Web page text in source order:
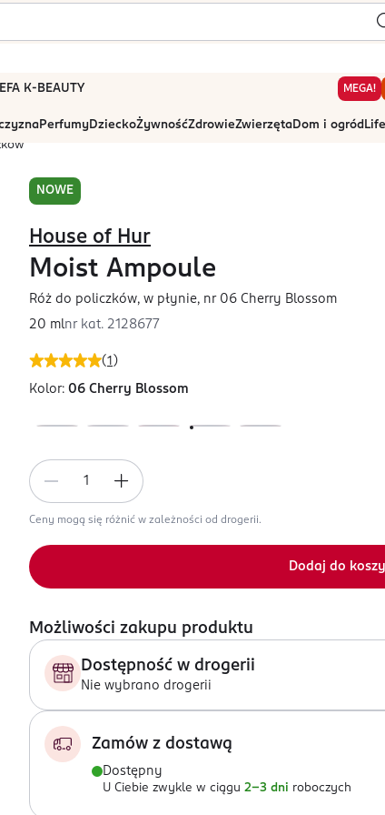
K-BEAUTY MEGA!
PerfumyDzieckoŻywnośćZdrowieZwierzętaDom i ogród
NOWE
(1 )
House of Hur
Moist Ampoule
Róż do policzków, w płynie, nr 06 Cherry Blossom
20 mlnr kat. 2128677
Kolor: 06 Cherry Blossom
Ceny mogą się różnić w zależności od drogerii.
Dodaj do
Możliwości zakupu produktu
Dostępność w drogerii
Nie wybrano drogerii
Zamów z dostawą
Dostępny
U Ciebie zwykle w ciągu 2-3 dni roboczych